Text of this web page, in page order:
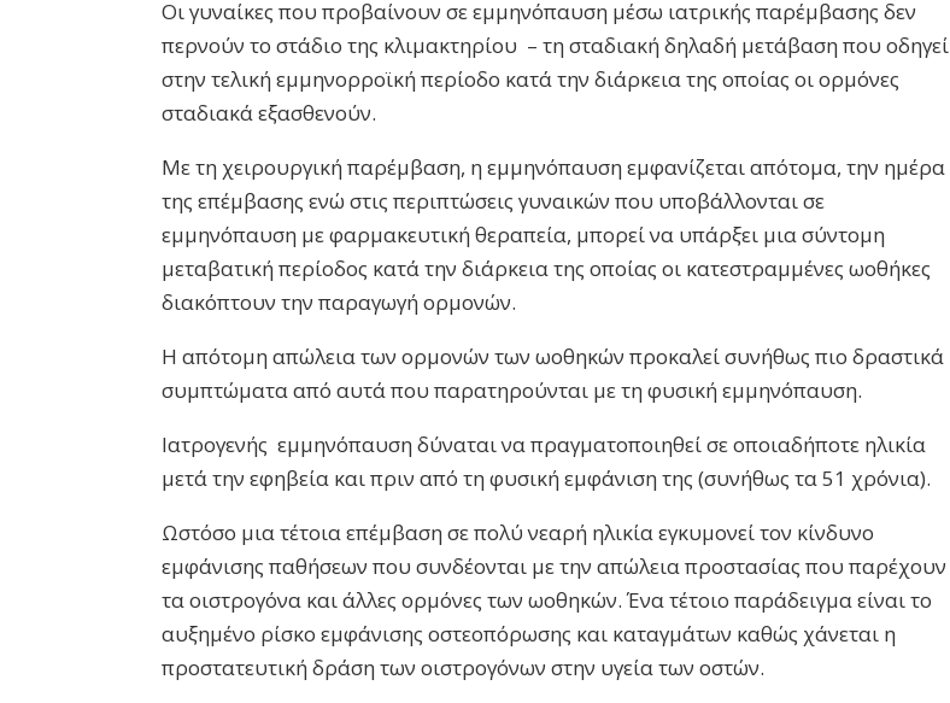
Οι γυναίκες που προβαίνουν σε εμμηνόπαυση μέσω ιατρικής παρέμβασης δεν
περνούν το στάδιο της κλιμακτηρίου – τη σταδιακή δηλαδή μετάβαση που οδηγεί
στην τελική εμμηνορροϊκή περίοδο κατά την διάρκεια της οποίας οι ορμόνες
σταδιακά εξασθενούν.
Με τη χειρουργική παρέμβαση, η εμμηνόπαυση εμφανίζεται απότομα, την ημέρα
της επέμβασης ενώ στις περιπτώσεις γυναικών που υποβάλλονται σε
εμμηνόπαυση με φαρμακευτική θεραπεία, μπορεί να υπάρξει μια σύντομη
μεταβατική περίοδος κατά την διάρκεια της οποίας οι κατεστραμμένες ωοθήκες
διακόπτουν την παραγωγή ορμονών.
Η απότομη απώλεια των ορμονών των ωοθηκών προκαλεί συνήθως πιο δραστικά
συμπτώματα από αυτά που παρατηρούνται με τη φυσική εμμηνόπαυση.
Ιατρογενής εμμηνόπαυση δύναται να πραγματοποιηθεί σε οποιαδήποτε ηλικία
μετά την εφηβεία και πριν από τη φυσική εμφάνιση της (συνήθως τα 51 χρόνια).
Ωστόσο μια τέτοια επέμβαση σε πολύ νεαρή ηλικία εγκυμονεί τον κίνδυνο
εμφάνισης παθήσεων που συνδέονται με την απώλεια προστασίας που παρέχουν
τα οιστρογόνα και άλλες ορμόνες των ωοθηκών. Ένα τέτοιο παράδειγμα είναι το
αυξημένο ρίσκο εμφάνισης οστεοπόρωσης και καταγμάτων καθώς χάνεται η
προστατευτική δράση των οιστρογόνων στην υγεία των οστών.